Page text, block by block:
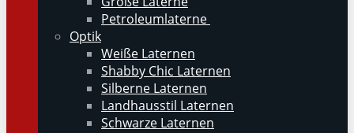
Petroleumlaterne
Optik
Weiße Laternen
Shabby Chic Laternen
Silberne Laternen
Landhausstil Laternen
Schwarze Laternen